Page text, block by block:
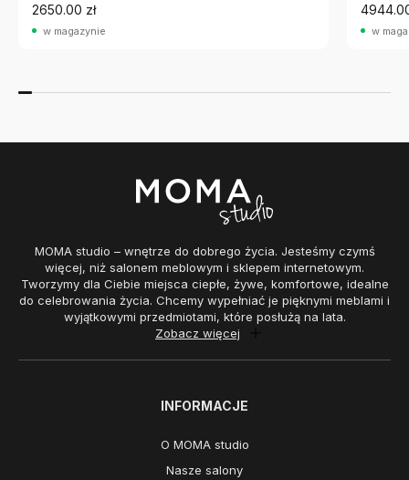
2650.00 zł
w magazynie w
MOMA studio – wnętrze do dobrego życia. Jesteśmy czymś
więcej, niż salonem meblowym i sklepem internetowym.
Tworzymy dla Ciebie miejsca ciepłe, żywe, komfortowe, idealne
do celebrowania życia. Chcemy wypełniać je pięknymi meblami i
wyjątkowymi przedmiotami, które posłużą na lata.
Zobacz więcej
INFORMACJE
O MOMA studio
Nasze salony